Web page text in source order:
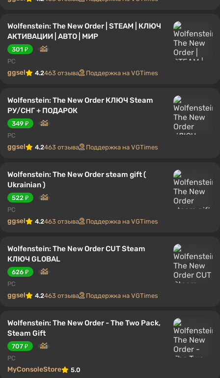
Wolfenstein: The New Order | STEAM | КЛЮЧ
АКТИВАЦИИ | АВТО | МИР
301 ₽
PC
ggsel 4.2463 отзыва Поддержка на VGTimes
Wolfenstein: The New Order КЛЮЧ Steam
РУ/СНГ + ПОДАРОК
349 ₽
PC
ggsel 4.2463 отзыва Поддержка на VGTimes
Wolfenstein: The New Order steam gift (
Ukrainian )
522 ₽
PC
ggsel 4.2463 отзыва Поддержка на VGTimes
Wolfenstein: The New Order CUT Steam
КЛЮЧ GLOBAL
626 ₽
PC
ggsel 4.2463 отзыва Поддержка на VGTimes
Wolfenstein: The New Order - The Two Pack,
Steam Gift
707 ₽
PC
MyConsoleStore 5.0